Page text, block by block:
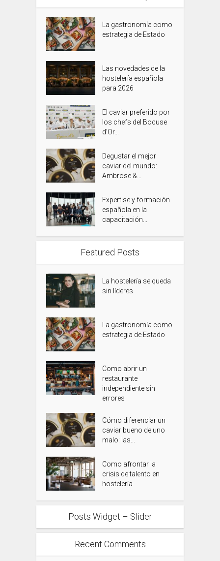
La gastronomía como
estrategia de Estado
Las novedades de la
hostelería española
para 2026
El caviar preferido por
los chefs del Bocuse
d’Or...
Degustar el mejor
caviar del mundo:
Ambrose &...
Expertise y formación
española en la
capacitación...
Featured Posts
La hostelería se queda
sin líderes
La gastronomía como
estrategia de Estado
Como abrir un
restaurante
independiente sin
errores
Cómo diferenciar un
caviar bueno de uno
malo: las...
Como afrontar la
crisis de talento en
hostelería
Posts Widget – Slider
Recent Comments